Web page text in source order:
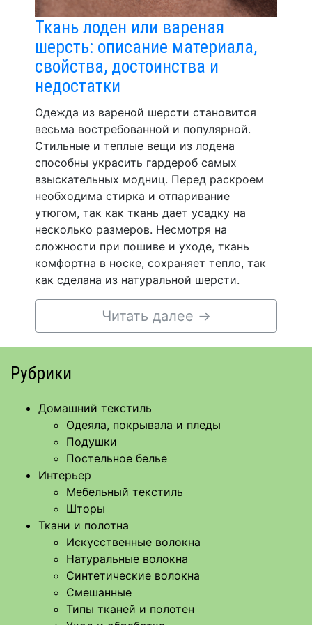
Ткань лоден или вареная
шерсть: описание материала,
свойства, достоинства и
недостатки
Одежда из вареной шерсти становится
весьма востребованной и популярной.
Стильные и теплые вещи из лодена
способны украсить гардероб самых
взыскательных модниц. Перед раскроем
необходима стирка и отпаривание
утюгом, так как ткань дает усадку на
несколько размеров. Несмотря на
сложности при пошиве и уходе, ткань
комфортна в носке, сохраняет тепло, так
как сделана из натуральной шерсти.
Читать далее →
Рубрики
Домашний текстиль
Одеяла, покрывала и пледы
Подушки
Постельное белье
Интерьер
Мебельный текстиль
Шторы
Ткани и полотна
Искусственные волокна
Натуральные волокна
Синтетические волокна
Смешанные
Типы тканей и полотен